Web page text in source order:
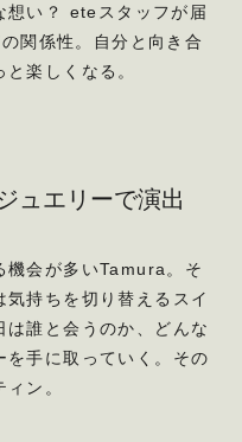
想い？ eteスタッフが届
関係性。自分と向き合
楽しくなる。
ュエリーで演出
機会が多いTamura。そ
持ちを切り替えるスイ
は誰と会うのか、どんな
手に取っていく。その
ン。